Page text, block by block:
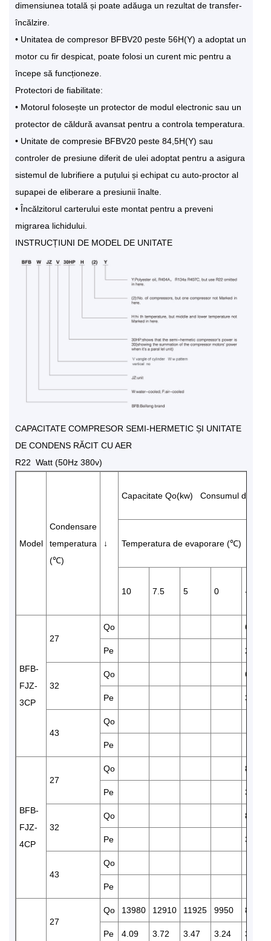
dimensiunea totală și poate adăuga un rezultat de transfer-
încălzire.
• Unitatea de compresor BFBV20 peste 56H(Y) a adoptat un
motor cu fir despicat, poate folosi un curent mic pentru a
începe să funcționeze.
Protectori de fiabilitate:
• Motorul folosește un protector de modul electronic sau un
protector de căldură avansat pentru a controla temperatura.
• Unitate de compresie BFBV20 peste 84,5H(Y) sau
controler de presiune diferit de ulei adoptat pentru a asigura
sistemul de lubrifiere a puțului și echipat cu auto-proctor al
supapei de eliberare a presiunii înalte.
• Încălzitorul carterului este montat pentru a preveni
migrarea lichidului.
INSTRUCȚIUNI DE MODEL DE UNITATE
CAPACITATE COMPRESOR SEMI-HERMETIC ȘI UNITATE
DE CONDENS RĂCIT CU AER
R22 Watt (50Hz 380v)
Model
Condensare
temperatura
(℃)
↓
Capacitate Qo(kw) Consumul de
Temperatura de evaporare (℃)
10 7.5 5 0 -5
BFB-
FJZ-
3CP
27
Qo 6880
Pe 2.98
32
Qo 6380
Pe 3.04
43
Qo
Pe
BFB-
FJZ-
4CP
27
Qo 8280
Pe 3.49
32
Qo 8000
Pe 3.68
43
Qo
Pe
27
Qo 13980 12910 11925 9950 8560
Pe 4.09 3.72 3.47 3.24 3.23